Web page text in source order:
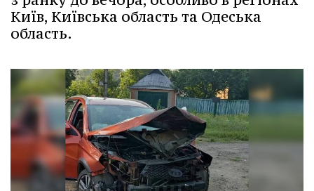
Київ, Київська область та Одеська
область.